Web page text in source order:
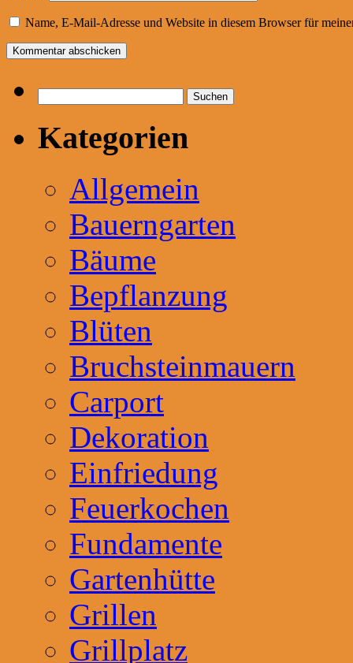
Name, E-Mail-Adresse und Website in diesem Browser für
nach:
Kategorien
Allgemein
Bauerngarten
Bäume
Bepflanzung
Blüten
Bruchsteinmauern
Carport
Dekoration
Einfriedung
Feuerkochen
Fundamente
Gartenhütte
Grillen
Grillplatz